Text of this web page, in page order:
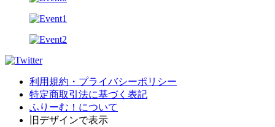
利用規約・プライバシーポリシー
特定商取引法に基づく表記
ふりーむ！について
旧デザインで表示